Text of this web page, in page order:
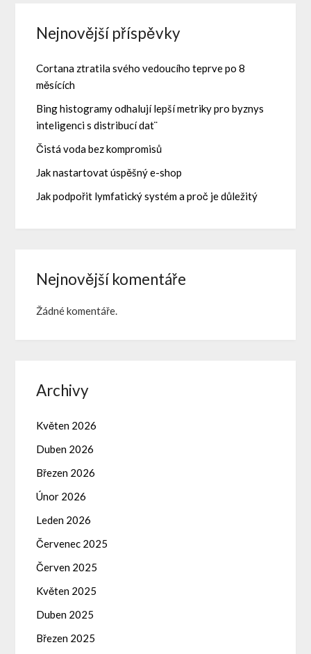
Nejnovější příspěvky
Cortana ztratila svého vedoucího teprve po 8
měsících
Bing histogramy odhalují lepší metriky pro byznys
inteligenci s distribucí dat¨
Čistá voda bez kompromisů
Jak nastartovat úspěšný e-shop
Jak podpořit lymfatický systém a proč je důležitý
Nejnovější komentáře
Žádné komentáře.
Archivy
Květen 2026
Duben 2026
Březen 2026
Únor 2026
Leden 2026
Červenec 2025
Červen 2025
Květen 2025
Duben 2025
Březen 2025